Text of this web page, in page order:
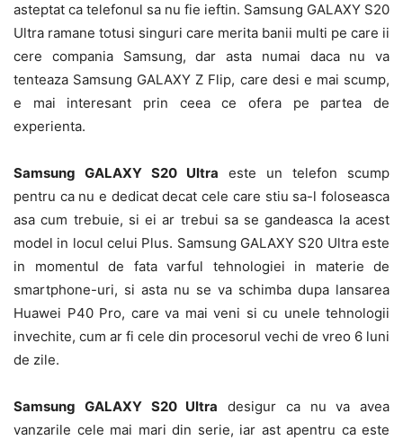
asteptat ca telefonul sa nu fie ieftin. Samsung GALAXY S20
Ultra ramane totusi singuri care merita banii multi pe care ii
cere compania Samsung, dar asta numai daca nu va
tenteaza Samsung GALAXY Z Flip, care desi e mai scump,
e mai interesant prin ceea ce ofera pe partea de
experienta.
Samsung GALAXY S20 Ultra este un telefon scump
pentru ca nu e dedicat decat cele care stiu sa-l foloseasca
asa cum trebuie, si ei ar trebui sa se gandeasca la acest
model in locul celui Plus. Samsung GALAXY S20 Ultra este
in momentul de fata varful tehnologiei in materie de
smartphone-uri, si asta nu se va schimba dupa lansarea
Huawei P40 Pro, care va mai veni si cu unele tehnologii
invechite, cum ar fi cele din procesorul vechi de vreo 6 luni
de zile.
Samsung GALAXY S20 Ultra desigur ca nu va avea
vanzarile cele mai mari din serie, iar ast apentru ca este